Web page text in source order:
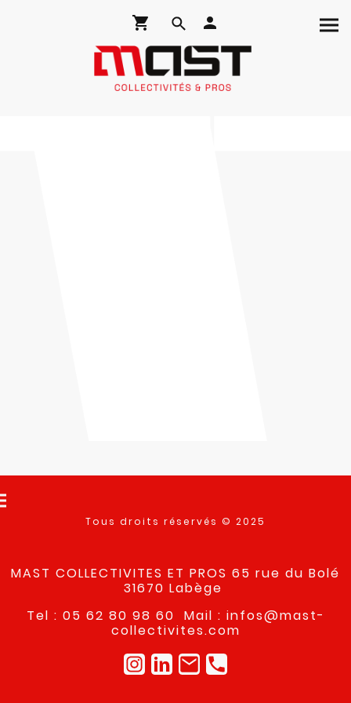
Tous droits réservés © 2025
MAST COLLECTIVITES ET PROS 65 rue du Bolé
31670 Labège
Tel : 05 62 80 98 60 Mail : infos@mast-
collectivites.com